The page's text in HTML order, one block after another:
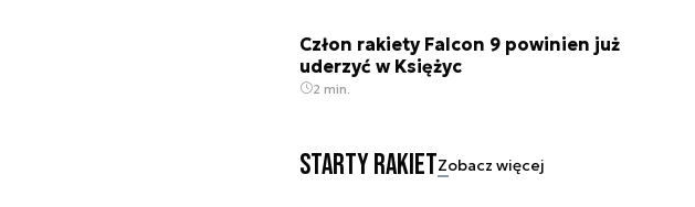
Człon rakiety Falcon 9 powinien już
uderzyć w Księżyc
2 min.
Starty rakietZobacz więcej